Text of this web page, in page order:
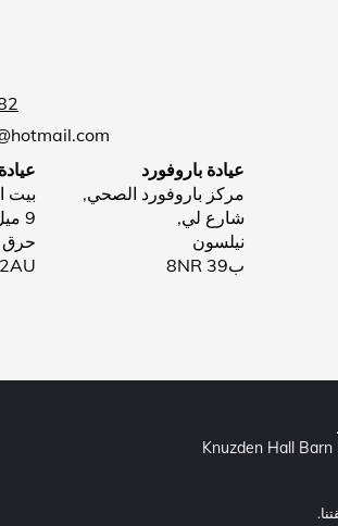
بيت
9 ميل لين,
حرق
عيادة باروفورد
مركز باروفورد الصحي,
شارع لي,
نيلسون
ب39 8NR